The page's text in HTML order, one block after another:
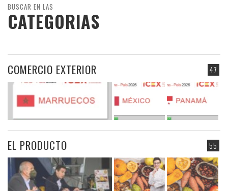
BUSCAR EN LAS
CATEGORIAS
47
COMERCIO EXTERIOR
55
EL PRODUCTO